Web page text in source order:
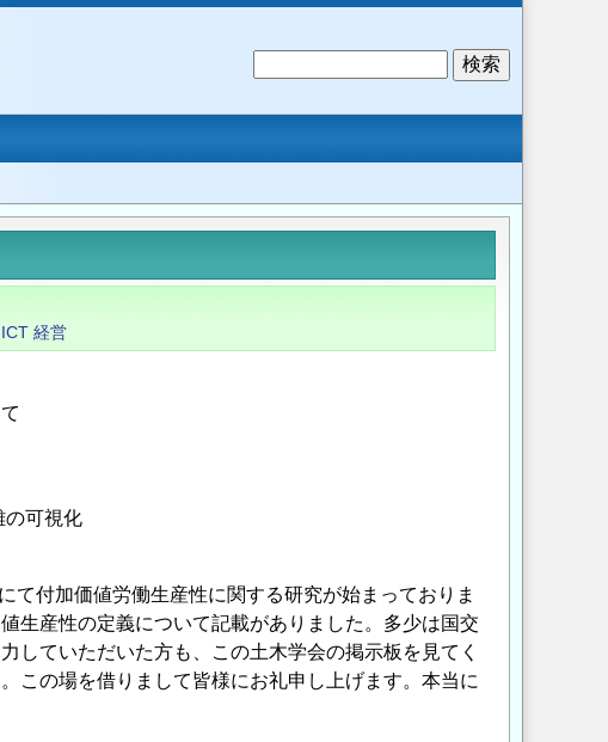
ICT 経営
の可視化
付加価値労働生産性に関する研究が始まっておりま
生産性の定義について記載がありました。多少は国交
していただいた方も、この土木学会の掲示板を見てく
この場を借りまして皆様にお礼申し上げます。本当に